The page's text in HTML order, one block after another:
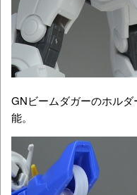
GNビームダガーのホル
能。